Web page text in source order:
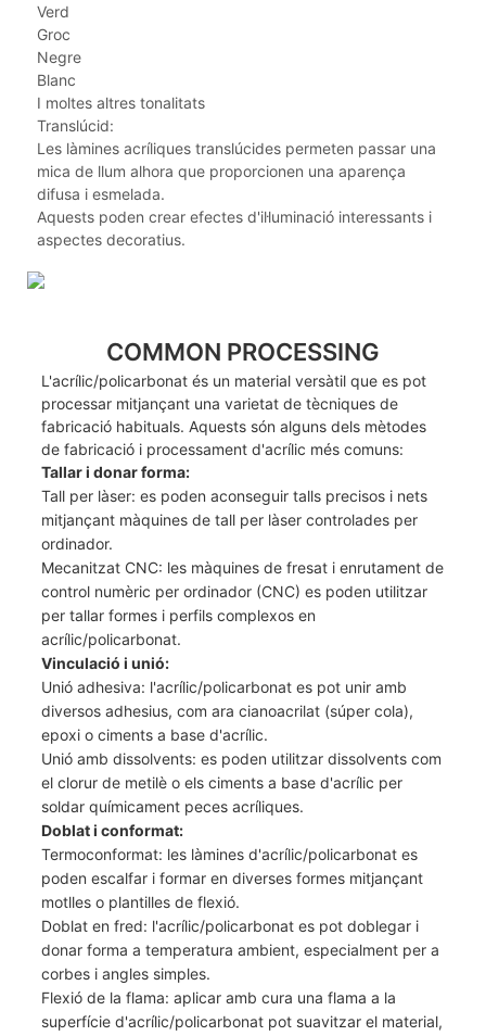
Verd
Groc
Negre
Blanc
I moltes altres tonalitats
Translúcid:
Les làmines acríliques translúcides permeten passar una
mica de llum alhora que proporcionen una aparença
difusa i esmelada.
Aquests poden crear efectes d'il·luminació interessants i
aspectes decoratius.
COMMON PROCESSING
L'acrílic/policarbonat és un material versàtil que es pot
processar mitjançant una varietat de tècniques de
fabricació habituals. Aquests són alguns dels mètodes
de fabricació i processament d'acrílic més comuns:
Tallar i donar forma:
Tall per làser: es poden aconseguir talls precisos i nets
mitjançant màquines de tall per làser controlades per
ordinador.
Mecanitzat CNC: les màquines de fresat i enrutament de
control numèric per ordinador (CNC) es poden utilitzar
per tallar formes i perfils complexos en
acrílic/policarbonat.
Vinculació i unió:
Unió adhesiva: l'acrílic/policarbonat es pot unir amb
diversos adhesius, com ara cianoacrilat (súper cola),
epoxi o ciments a base d'acrílic.
Unió amb dissolvents: es poden utilitzar dissolvents com
el clorur de metilè o els ciments a base d'acrílic per
soldar químicament peces acríliques.
Doblat i conformat:
Termoconformat: les làmines d'acrílic/policarbonat es
poden escalfar i formar en diverses formes mitjançant
motlles o plantilles de flexió.
Doblat en fred: l'acrílic/policarbonat es pot doblegar i
donar forma a temperatura ambient, especialment per a
corbes i angles simples.
Flexió de la flama: aplicar amb cura una flama a la
superfície d'acrílic/policarbonat pot suavitzar el material,